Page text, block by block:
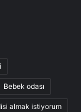
Bebek odası
almak istiyorum